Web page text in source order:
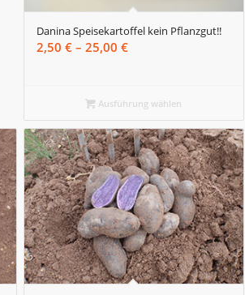
Danina Speisekartoffel kein Pflanzgut!!
2,50 € – 25,00 €Preisspanne:
25,00 €
Ausführung wählen